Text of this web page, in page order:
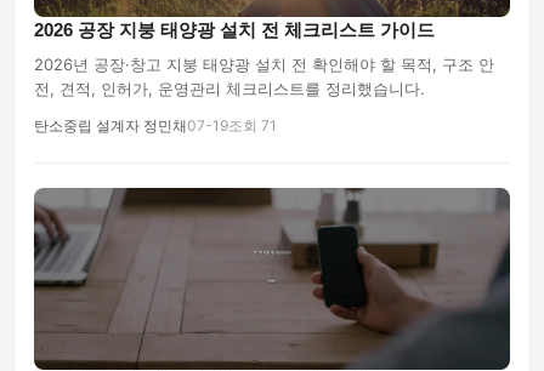
2026 공장 지붕 태양광 설치 전 체크리스트 가이드
2026년 공장·창고 지붕 태양광 설치 전 확인해야 할 목적, 구조 안
전, 견적, 인허가, 운영관리 체크리스트를 정리했습니다.
탄소중립 설계자 정민채07-19조회 71